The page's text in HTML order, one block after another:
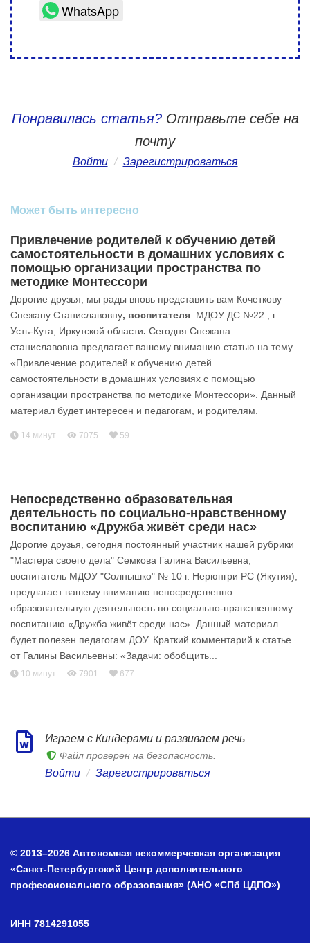
WhatsApp
Понравилась статья?Отправьте себе на
почту
Войти / Зарегистрироваться
Может быть интересно
Привлечение родителей к обучению детей
самостоятельности в домашних условиях с
помощью организации пространства по
методике Монтессори
Дорогие друзья, мы рады вновь представить вам Кочеткову
Снежану Станиславовну, воспитателя МДОУ ДС №22 , г
Усть-Кута, Иркутской области. Сегодня Снежана
станиславовна предлагает вашему вниманию статью на тему
«Привлечение родителей к обучению детей
самостоятельности в домашних условиях с помощью
организации пространства по методике Монтессори». Данный
материал будет интересен и педагогам, и родителям.
14 минут 7075 59
Непосредственно образовательная
деятельность по социально-нравственному
воспитанию «Дружба живёт среди нас»
Дорогие друзья, сегодня постоянный участник нашей рубрики
"Мастера своего дела" Семкова Галина Васильевна,
воспитатель МДОУ "Солнышко" № 10 г. Нерюнгри РС (Якутия),
предлагает вашему вниманию непосредственно
образовательную деятельность по социально-нравственному
воспитанию «Дружба живёт среди нас». Данный материал
будет полезен педагогам ДОУ. Краткий комментарий к статье
от Галины Васильевны: «Задачи: обобщить...
10 минут 7901 677
Играем с Киндерами и развиваем речь
Файл проверен на безопасность.
Войти / Зарегистрироваться
© 2013–2026 Автономная некоммерческая организация
«Санкт-Петербургский Центр дополнительного
профессионального образования» (АНО «СПб ЦДПО»)
ИНН 7814291055